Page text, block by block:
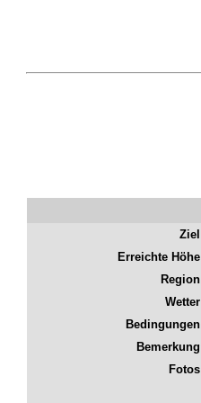
Ziel
Erreichte Höhe
Region
Wetter
Bedingungen
Bemerkung
Fotos